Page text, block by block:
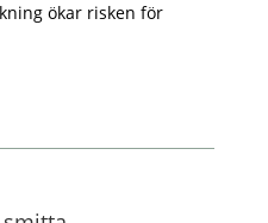
ökar risken för